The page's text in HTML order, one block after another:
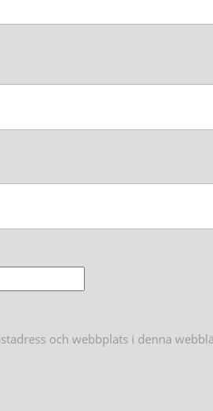
och webbplats i denna